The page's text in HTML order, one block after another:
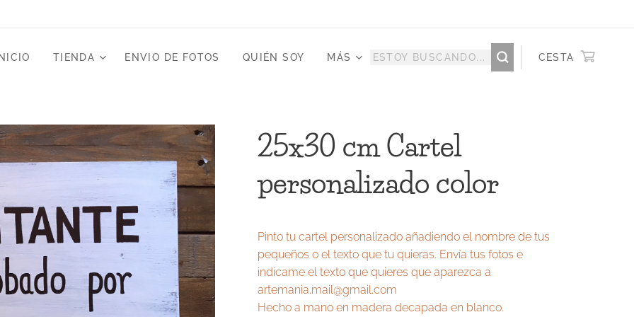
TIENDA ENVIO DE FOTOS QUIÉN SOY MÁS CESTA
25x30 cm Cartel
personalizado color
Pinto tu cartel personalizado añadiendo el nombre de tus
pequeños o el texto que tu quieras. Envía tus fotos e
indicame el texto que quieres que aparezca a
artemania.mail@gmail.com
Hecho a mano en madera decapada en blanco.